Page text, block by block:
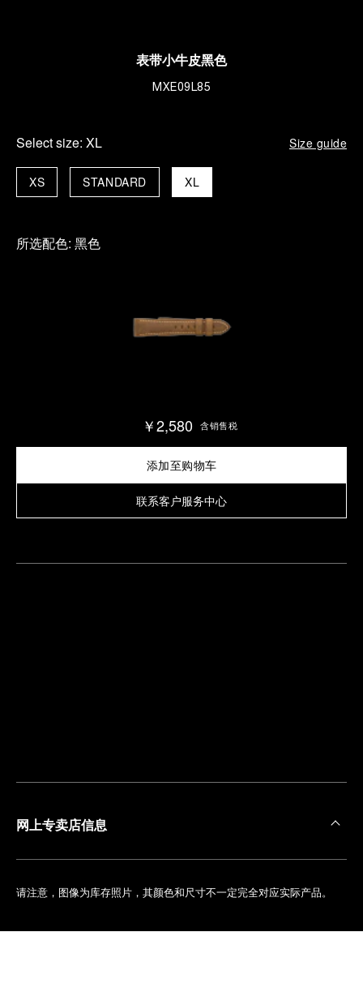
表带小牛皮黑色
MXE09L85
Select size: XL Size guide
XL
STANDARD
XS
所选配色: 黑色
￥2,580 含销售税
添加至购物车
联系客户服务中心
网上专卖店信息
请注意，图像为库存照片，其颜色和尺寸不一定完全对应实际产品。